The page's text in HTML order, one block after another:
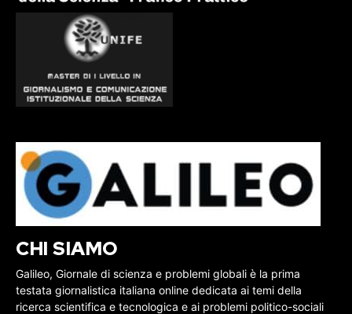
CHI SIAMO
Galileo, Giornale di scienza e problemi globali è la prima
testata giornalistica italiana online dedicata ai temi della
ricerca scientifica e tecnologica e ai problemi politico-sociali